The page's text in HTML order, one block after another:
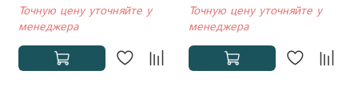
Точную цену уточняйте у
менеджера
Точную цену уточняйте у
менеджера